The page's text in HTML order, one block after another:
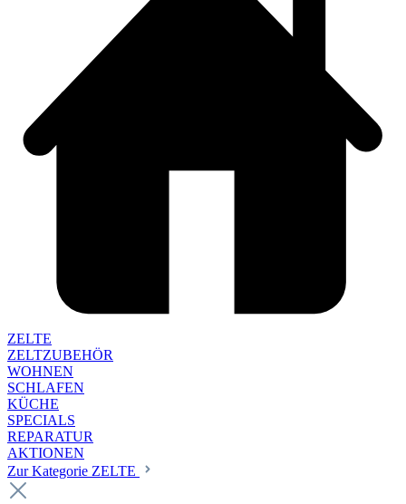
ZELTE
ZELTZUBEHÖR
WOHNEN
SCHLAFEN
KÜCHE
SPECIALS
REPARATUR
AKTIONEN
Zur Kategorie ZELTE